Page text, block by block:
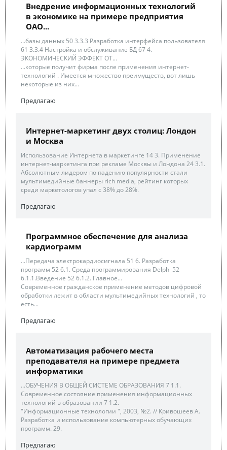
Внедрение информационных технологий
в экономике на примере предприятия
ОАО...
...базы данных 50 3.3.3 Разработка интерфейса пользователя
61 3.3.4 Настройка и обслуживание БД 67 4.
ЭКОНОМИЧЕСКИЙ ЭФФЕКТ ОТ...
...которые получит фирма после применения интернет-
технологий . Имеется множество преимуществ, вот лишь
некоторые из них...
Предлагаю
Интернет-маркетинг двух столиц: Лондон
и Москва
Использование Интернета в маркетинге 14 3. Применение
интернет-маркетинга при рекламе Москвы и Лондона 24 3.1.
Абсолютным лидером по падению популярности стали
мультимедийные баннеры rich media, рейтинг которых
среди маркетологов упал с 38% до 28%.
Предлагаю
Программное обеспечение для анализа
кардиограмм
...Передача электрокардиосигнала 51 6. Разработка
программ 52 6.1. Среда программирования Delphi 52
6.1.1.Введение 52 6.1.2. Главное...
Современное гражданское применение методов цифровой
обработки лежит в области мультимедийных технологий , то
есть...
Предлагаю
Автоматизация рабочего места
преподавателя на примере предмета
информатики
...ОБУЧЕНИЯ В ОБЩЕЙ СИСТЕМЕ ОБРАЗОВАНИЯ 7 1.1.
Современное состояние применения информационных
технологий в образовании 7 1.2.
"Информационные технологии ", 2003, №2. // Кривошеев А.
Разработка и использование компьютерных обучающих
программ. 29.
Предлагаю